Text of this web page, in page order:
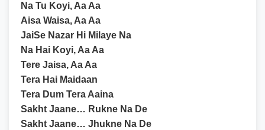
Na Tu Koyi, Aa Aa
Aisa Waisa, Aa Aa
JaiSe Nazar Hi Milaye Na
Na Hai Koyi, Aa Aa
Tere Jaisa, Aa Aa
Tera Hai Maidaan
Tera Dum Tera Aaina
Sakht Jaane… Rukne Na De
Sakht Jaane… Jhukne Na De